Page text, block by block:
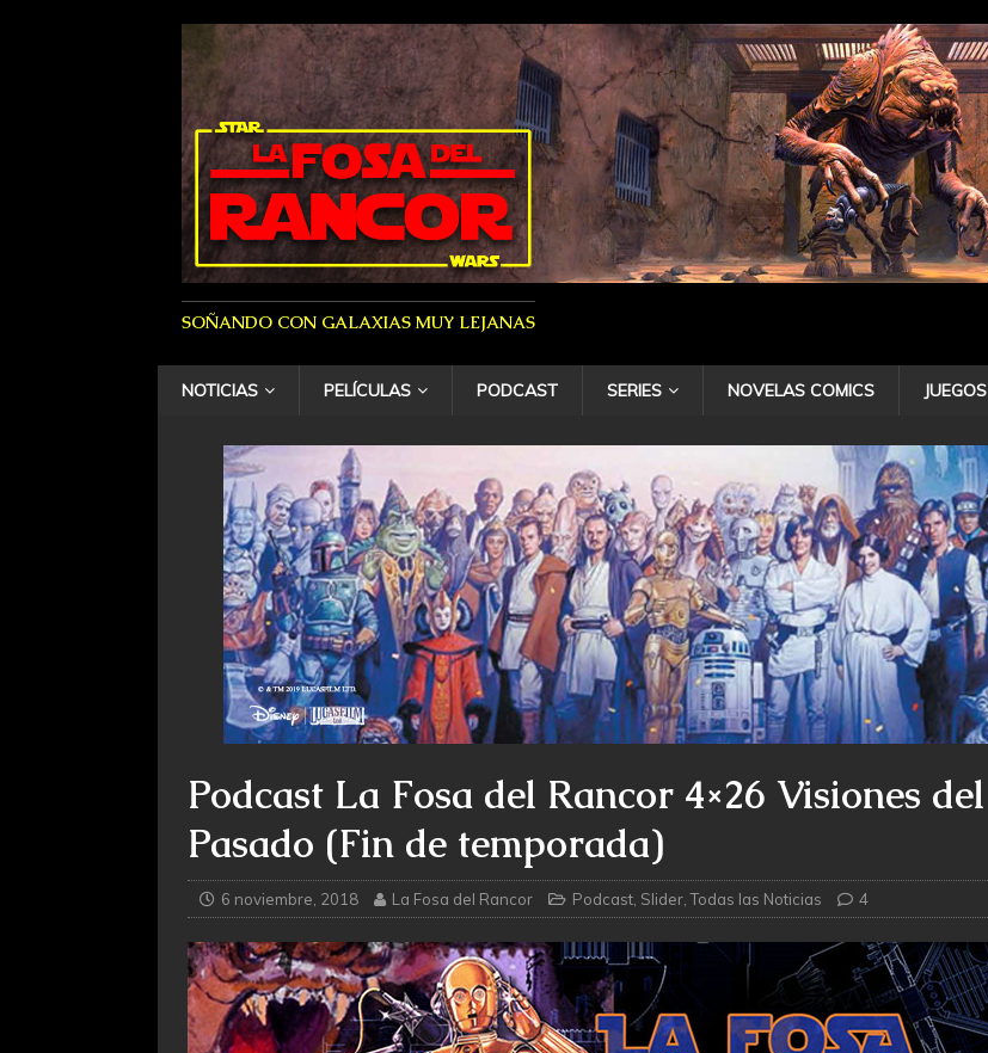
SOÑANDO CON GALAXIAS MUY LEJANAS
NOTICIAS PELÍCULAS PODCAST SERIES NOVELAS COMICS JUEGOS
Podcast La Fosa del Rancor 4×26 Visiones del
Pasado (Fin de temporada)
6 noviembre, 2018 La Fosa del Rancor Podcast Slider ,Todas las Noticias 4